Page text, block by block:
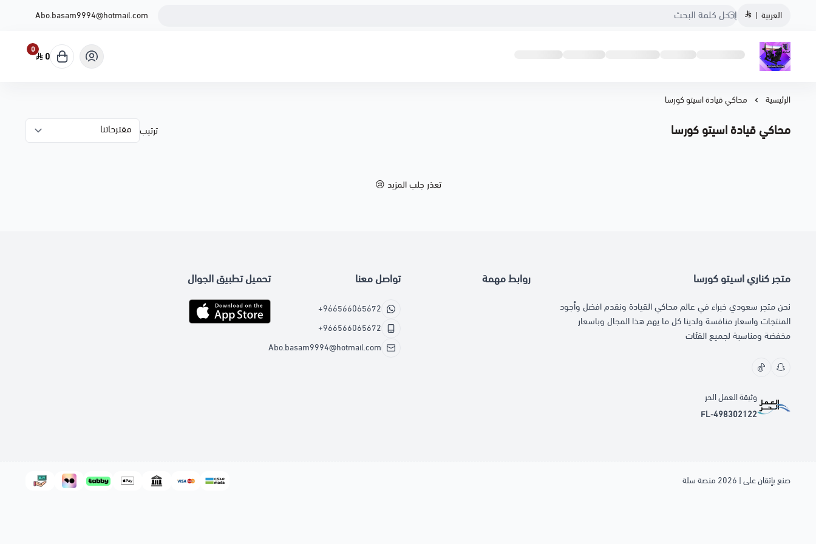
العربية |
Abo.basam9994@hotmail.com
متجر كناري اسيتو كورسا
0
0
الرئيسية محاكي قيادة اسيتو كورسا
محاكي قيادة اسيتو كورسا ترتيب
تعذر جلب المزيد 😢
متجر كناري اسيتو كورسا
نحن متجر سعودي خبراء في عالم محاكي القيادة ونقدم افضل وأجود
المنتجات واسعار منافسة ولدينا كل ما يهم هذا المجال وباسعار
مخفضة ومناسبة لجميع الفئات
وثيقة العمل الحر
FL-498302122
روابط مهمة تواصل معنا
+966566065672
+966566065672
Abo.basam9994@hotmail.com
تحميل تطبيق الجوال
صنع بإتقان على | 2026 منصة سلة